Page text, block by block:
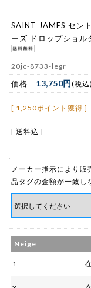
SAINT JAMES セン
ーズ ドロップショ
20jc-8733-legr
価格 : 13,750円(税込)
[ 1,250ポイント獲得 ]
[ 送料込 ]
メーカー指示により
品タグの金額が一致し
Neige
1